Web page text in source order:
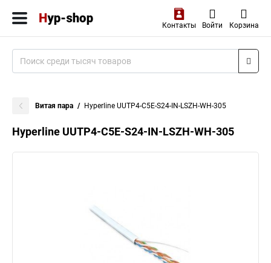
Контакты Войти Корзина
Витая пара Hyperline UUTP4-C5E-S24-IN-LSZH-WH-305
Hyperline UUTP4-C5E-S24-IN-LSZH-WH-305